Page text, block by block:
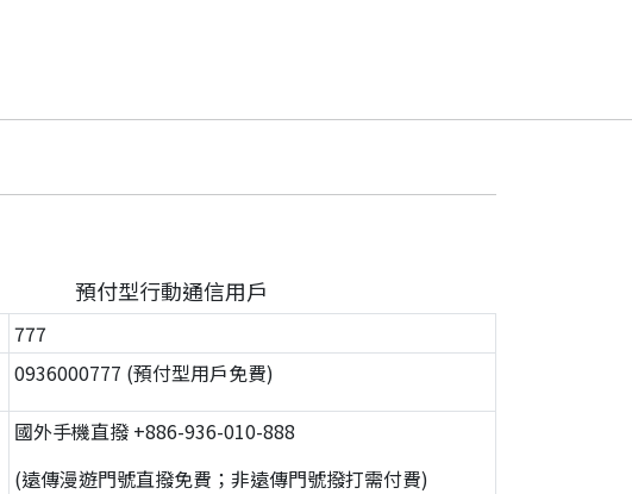
預付型行動通信用戶
777
0936000777 (預付型用戶免費)
國外手機直撥 +886-936-010-888
(遠傳漫遊門號直撥免費；非遠傳門號撥打需付費)